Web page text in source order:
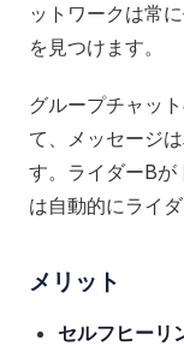
ットワークは常
を見つけます。
グループチャッ
て、メッセージ
す。ライダーB
は自動的にライ
メリット
セルフヒーリ